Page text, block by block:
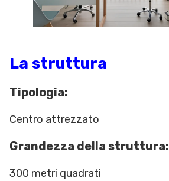
La struttura
Tipologia:
Centro attrezzato
Grandezza della struttura:
300 metri quadrati